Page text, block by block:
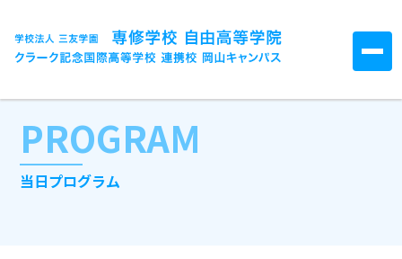
PROGRAM
当日プログラム